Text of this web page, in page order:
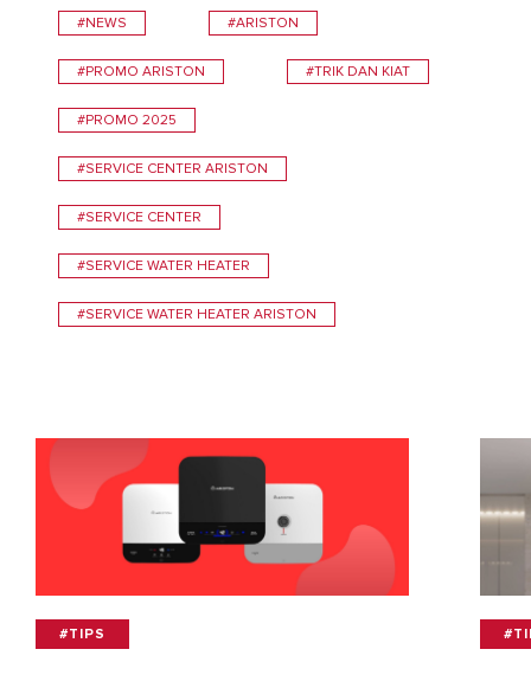
#NEWS #ARISTON
#PROMO ARISTON #TRIK DAN KIAT
#PROMO 2025
#SERVICE CENTER ARISTON
#SERVICE CENTER
#SERVICE WATER HEATER
#SERVICE WATER HEATER ARISTON
#TIPS